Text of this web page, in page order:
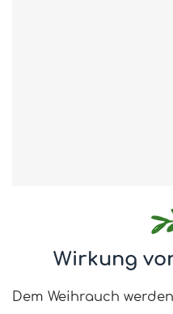
Wirkung
Dem Weihrauch